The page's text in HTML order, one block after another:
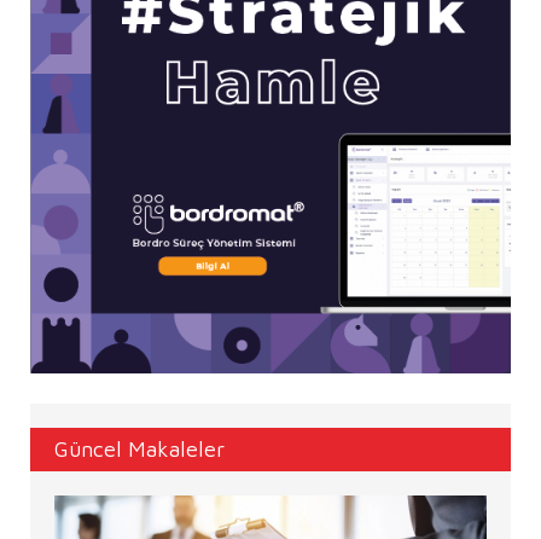
Güncel Makaleler